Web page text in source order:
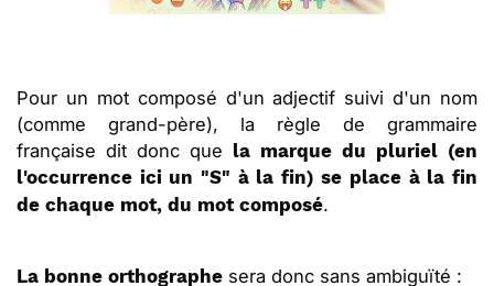
Pour un mot composé d'un adjectif suivi d'un nom
(comme grand-père), la règle de grammaire
française dit donc que la marque du pluriel (en
l'occurrence ici un "S" à la fin) se place à la fin
de chaque mot, du mot composé.
La bonne orthographe sera donc sans ambiguïté :